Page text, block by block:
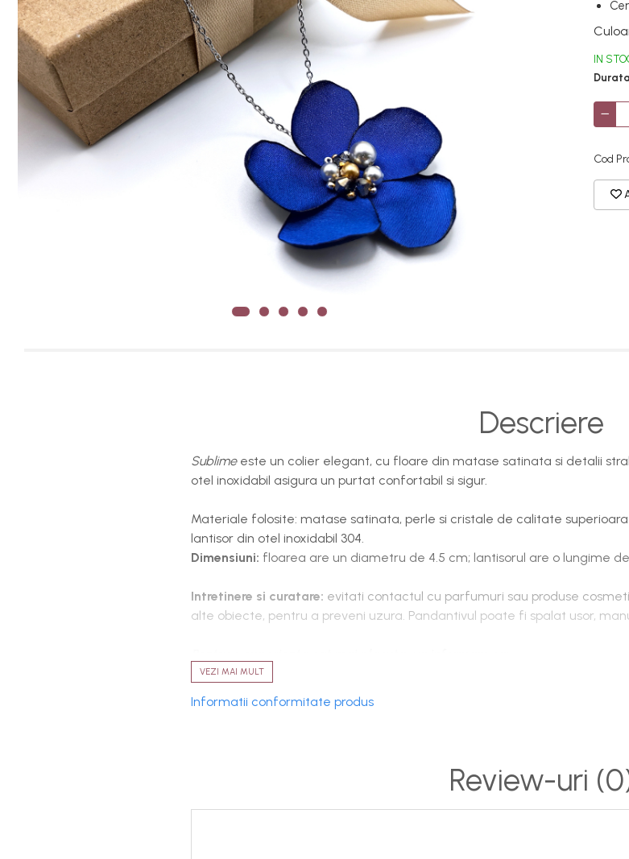
IN
Cod
Descriere
Sublime este un colier elegant, cu floare din matase satinata si detalii
otel inoxidabil asigura un purtat confortabil si sigur.
Materiale folosite: matase satinata, perle si cristale de calitate superioara
lantisor din otel inoxidabil 304.
Dimensiuni: floarea are un diametru de 4.5 cm; lantisorul are o lungime
Intretinere si curatare: evitati contactul cu parfumuri sau produse
alte obiecte, pentru a preveni uzura. Pandantivul poate fi spalat usor,
accesoriul este lucrat manual, de aceea asupra modelelor pot
din cauza variatiilor de lumina si a setarilor individuale ale display-
usor diferite fata de realitate. Ne straduim sa pastram culorile cat mai
VEZI MAI MULT
Informatii conformitate produs
Review-uri